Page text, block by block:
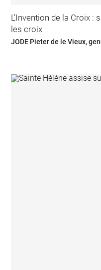
L'Invention de la Croix :
les croix